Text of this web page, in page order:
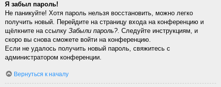
Я забыл пароль!
Не паникуйте! Хотя пароль нельзя восстановить, можно легко
получить новый. Перейдите на страницу входа на конференцию и
щёлкните на ссылку Забыли пароль?. Следуйте инструкциям, и
скоро вы снова сможете войти на конференцию.
Если не удалось получить новый пароль, свяжитесь с
администратором конференции.
Вернуться к началу